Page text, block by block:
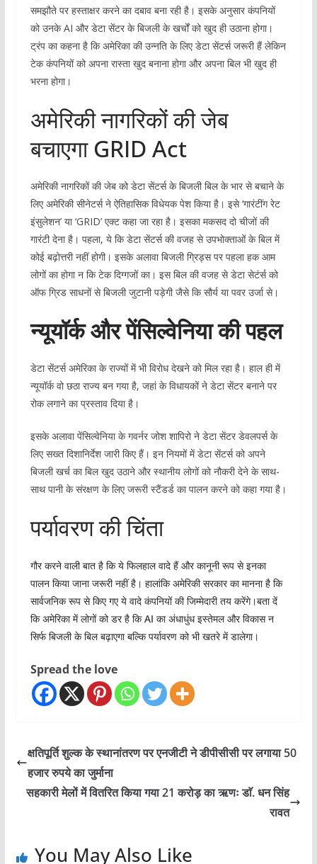
समझौते पर हस्ताक्षर करने का दबाव बना रही है। इसके अनुसार कंपनियों
को उनके AI और डेटा सेंटर के बिजली के खर्चों को खुद ही उठाना होगा।
ट्रंप का कहना है कि अमेरिका की उन्नति के लिए डेटा सेंटर्स जरूरी हैं लेकिन
टेक कंपनियों को अपना रास्ता खुद बनाना होगा और अपना बिल भी खुद ही
भरना होगा।
अमेरिकी नागरिकों की जेब
बचाएगा GRID Act
अमेरिकी नागरिकों की जेब को डेटा सेंटर्स के बिजली बिल के भार से बचाने के
लिए अमेरिकी सीनेटर्स ने ऐतिहासिक विधेयक पेश किया है। इसे ‘गारंटींग रेट
इंसुलेशन’ या ‘GRID’ एक्ट कहा जा रहा है। इसका मकसद दो चीजों की
गारंटी देना है। पहला, ये कि डेटा सेंटर्स की वजह से उपभोक्ताओं के बिल में
कोई बढ़ोत्तरी नहीं होगी। इसके अलावा बिजली ग्रिड्स पर पहला हक आम
लोगों का होगा न कि टेक दिग्गजों का। इस बिल की वजह से डेटा सेटंर्स को
ऑफ ग्रिड साधनों से बिजली जुटानी पड़ेगी जैसे कि सौर्य या पवर उर्जा से।
न्यूयॉर्क और पेंसिल्वेनिया की पहल
डेटा सेंटर्स अमेरिका के राज्यों में भी विरोध देखने को मिल रहा है। हाल ही में
न्यूयॉर्क वो छठा राज्य बन गया है, जहां के विधायकों ने डेटा सेंटर बनाने पर
रोक लगाने का प्रस्ताव दिया है।
इसके अलावा पेंसिल्वेनिया के गवर्नर जोश शापिरो ने डेटा सेंटर डेवलपर्स के
लिए सख्त दिशानिर्देश जारी किए हैं। इन नियमों में डेटा सेंटर्स को अपने
बिजली खर्च का बिल खुद उठाने और स्थानीय लोगों को नौकरी देने के साथ-
साथ पानी के संरक्षण के लिए जरूरी स्टैंडर्ड का पालन करने को कहा गया है।
पर्यावरण की चिंता
गौर करने वाली बात है कि ये फिलहाल वादे हैं और कानूनी रूप से इनका
पालन किया जाना जरूरी नहीं है। हालांकि अमेरिकी सरकार का मानना है कि
सार्वजनिक रूप से किए गए ये वादे कंपनियों की जिम्मेदारी तय करेंगे।बता दें
कि अमेरिका में लोगों को डर है कि AI का अंधाधुंध इस्तेमल और विकास न
सिर्फ बिजली के बिल बढ़ाएगा बल्कि पर्यावरण को भी खतरे में डालेगा।
Spread the love
क्षतिपूर्ति शुल्क के स्थानांतरण पर एनजीटी ने डीपीसीसी पर लगाया 50
हजार रुपये का जुर्माना
सहकारी मेलों में वितरित किया गया 21 करोड़ का ऋणः डाॅ. धन सिंह
रावत
You May Also Like